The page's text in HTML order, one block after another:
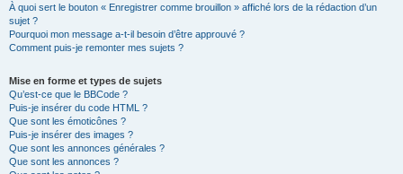
À quoi sert le bouton « Enregistrer comme brouillon » affiché lors de la rédaction d’un
sujet ?
Pourquoi mon message a-t-il besoin d’être approuvé ?
Comment puis-je remonter mes sujets ?
Mise en forme et types de sujets
Qu’est-ce que le BBCode ?
Puis-je insérer du code HTML ?
Que sont les émoticônes ?
Puis-je insérer des images ?
Que sont les annonces générales ?
Que sont les annonces ?